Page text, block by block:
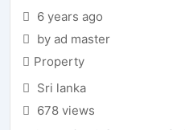
6 years ago
by ad master
Property
Sri lanka
678 views